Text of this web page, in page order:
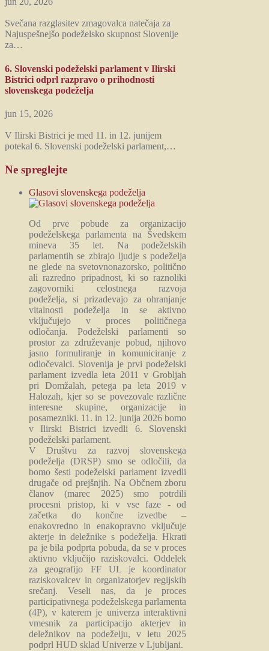
Svečana razglasitev zmagovalca natečaja za
Najuspešnejšo podeželsko skupnost Slovenije
za…
6. Slovenski podeželski parlament v Ilirski
Bistrici odprl razpravo o prihodnosti
slovenskega podeželja
jun 15, 2026
V Ilirski Bistrici je med 11. in 12. junijem
potekal 6. Slovenski podeželski parlament,…
Ne spreglejte
Glasovi slovenskega podeželja
Od prve pobude za organizacijo
podeželskega parlamenta na Švedskem
mineva 35 let. Na podeželskih
parlamentih se zbirajo ljudje s podeželja
ne glede na svetovnonazorsko, politično
ali razredno pripadnost, ki so raznoliki
zagovorniki celostnega razvoja
podeželja, si prizadevajo za ohranjanje
vitalnosti podeželja in se aktivno
vključujejo v proces političnega
odločanja. Podeželski parlamenti so
prostor za združevanje pobud, njihovo
jasno formuliranje in komuniciranje z
odločevalci. Slovenija je prvi podeželski
parlament izvedla leta 2011 v Grobljah
pri Domžalah, petega pa leta 2019 v
Halozah, kjer so se povezovale različne
interesne skupine, organizacije in
posamezniki. 11. in 12. junija 2026 bomo
v Ilirski Bistrici izvedli 6. Slovenski
podeželski parlament.
V Društvu za razvoj slovenskega
podeželja (DRSP) smo se odločili, da
bomo šesti podeželski parlament izvedli
drugače od prejšnjih. Na Občnem zboru
članov (marec 2025) smo potrdili
procesni pristop, ki v vse faze - od
začetka do končne izvedbe –
enakovredno in enakopravno vključuje
akterje in deležnike s podeželja. Hkrati
pa je bila podprta pobuda, da se v proces
aktivno vključijo raziskovalci. Oddelek
za geografijo FF UL je koordinator
raziskovalcev in organizatorjev regijskih
srečanj. Veseli nas, da je proces
participativnega podeželskega parlamenta
(4P), v katerem je univerza interaktivni
vmesnik za participacijo akterjev in
deležnikov na podeželju, v letu 2025
podprl HUD sklad Univerze v Ljubljani.